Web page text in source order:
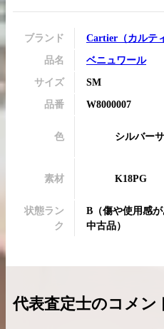
買取実績はこちらから
ブランド Cartier （カルテ
品名 ベニュワール
サイズ SM
品番 W8000007
色 シルバー
素材 K18PG
状態ラン
ク
B （傷や使用感
中古品）
代表査定士のコメン